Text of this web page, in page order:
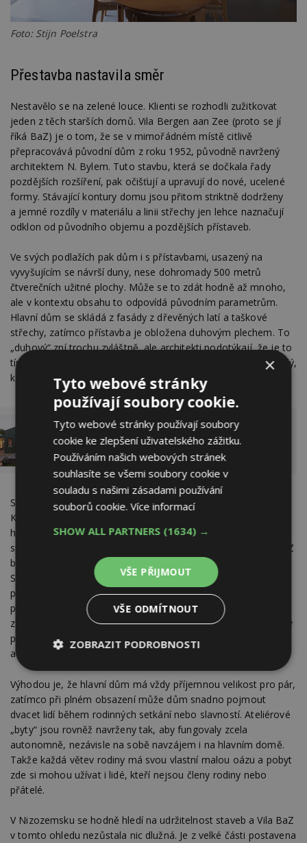
Foto: Stijn Poelstra
Přestavba nastavila směr
Nestavělo se na zelené louce. Klienti se rozhodli zužitkovat
jeden z těch starších domů. Vila Bergen aan Zee (proto se jí
říká BaZ) je o tom, že se v mimořádném místě citlivě
přepracovává původní dům z roku 1952, původně navržený
architektem N. Bylem. Tuto stavbu, která se dočkala řady
pozdějších rozšíření, pak očišťují a upravují do nové, ucelené
formy. Stávající kontury domu jsou přitom striktně dodrženy
a jemné rozdíly v materiálu a linii střechy jen lehce naznačují
odklon od původního objemu a pozdějších přístaveb.
Ve svých podlažích pak dům i s přístavbami, usazený na
vyvyšujícím se návrší duny, nese dohromady 500 metrů
čtverečních užitné plochy. Může se to zdát hodně až mnoho,
ale v kontextu obsahu to odpovídá původním parametrům.
Hlavní dům se skládá z fasády z dřevěných latí a taškové
střechy, zatímco přístavba je obložena duhovým plechem. To
„duhový“ zní trochu zvláštně, ale architekti podotýkají, že je to
tím, že se zdá být zelený, když stojíte přímo před ním, a hnědý,
když procházíte podél něj.
Nebourat, přestavět. Dům v domě vznikl ze
starší stavby úsporněji a rychleji. Narativům
navzdory
Střecha přístavby na něm je z jednoduchého vlnitého plechu.
Kopíruje linie hlavního domu, jen je o cosi plošší, a štíhlá bílá
hrana střechy, opakující se prvek v těchto domech z 50. let,
spojuje tyto dvě části do jednoho celku. Při přestavbě Vily BaZ
byl nový program zasazen do kompaktnějšího objemu.
Stávající rekreační části obydlí, původně volně ložených
přístaveb, byly zasunuty do jednoho objemu. A zevnitř
přestavěny, nahrazeny třemi prostornými ateliéry. Pro každé
z dospělých dětí majitelů. Hlavní dům byl proměněn na domov
pro rodiče s centrálním obývacím pokojem, zimní zahradou
a wellness.
Výhodou je, že hlavní dům má vždy příjemnou velikost pro pár,
zatímco při plném obsazení může dům snadno pojmout
dvacet lidí během rodinných setkání nebo slavností. Ateliérové
„byty“ jsou rovněž navrženy tak, aby fungovaly zcela
autonomně, nezávisle na sobě navzájem i na hlavním domě.
Takže každá větev rodiny má svou vlastní malou oázu a pobyt
zde si mohou užívat i lidé, kteří nejsou členy rodiny nebo
přátelé.
V Nizozemsku se hodně hledí na udržitelnost staveb a Vila BaZ
v tomto ohledu nezůstala nic dlužná. Je z velké části postavena
×
Tyto webové stránky
používají soubory cookie.
Tyto webové stránky používají soubory
cookie ke zlepšení uživatelského zážitku.
Používáním našich webových stránek
souhlasíte se všemi soubory cookie v
souladu s našimi zásadami používání
souborů cookie.Více informací
SHOW ALL PARTNERS (1634) →
VŠE PŘIJMOUT
VŠE ODMÍTNOUT
ZOBRAZIT PODROBNOSTI
Nezbytně
nutné
soubory
Výkonové
soubory
Soubory
cílení
Funkční soubory
Nezařazené
soubory